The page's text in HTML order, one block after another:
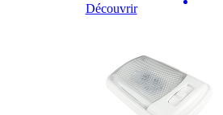
Découvrir